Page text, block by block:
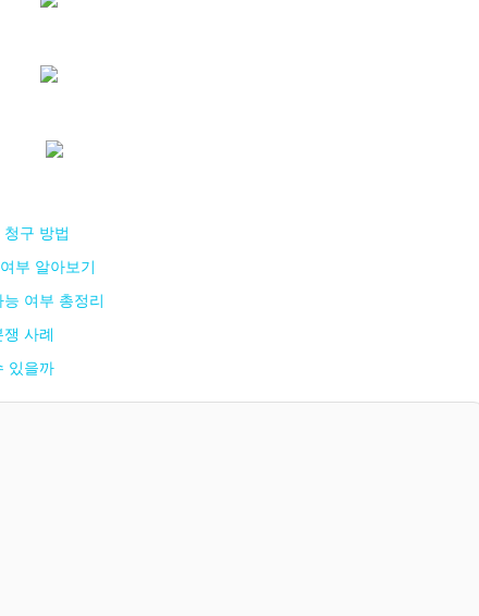
구 방법
부 알아보기
여부 총정리
사례
있을까